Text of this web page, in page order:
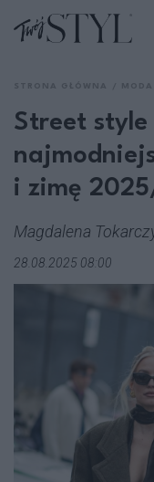
Street style
i zimę
Magdalena
28.08.2025 08:00